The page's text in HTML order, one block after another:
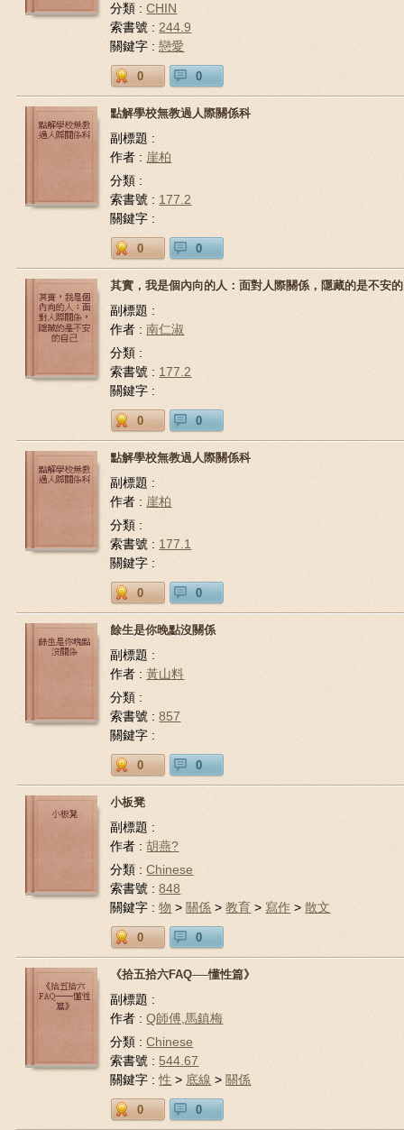
分類 :CHIN
索書號 : 244.9
關鍵字 :戀愛
0 0
點解學校無教過人際關係科
副標題 :
作者 : 崖柏
分類 :
索書號 : 177.2
關鍵字 :
0 0
其實，我是個內向的人：面對人際關係，隱藏的是不安
副標題 :
作者 :南仁淑
分類 :
索書號 : 177.2
關鍵字 :
0 0
點解學校無教過人際關係科
副標題 :
作者 : 崖柏
分類 :
索書號 : 177.1
關鍵字 :
0 0
餘生是你晚點沒關係
副標題 :
作者 :黃山料
分類 :
索書號 :857
關鍵字 :
0 0
小板凳
副標題 :
作者 :胡燕?
分類 :Chinese
索書號 :848
關鍵字 :物 > 關係 >教育 > 寫作 >散文
0 0
《拾五拾六FAQ──懂性篇》
副標題 :
作者 :Q師傅,馬鎮梅
分類 :Chinese
索書號 : 544.67
關鍵字 :性 > 底線 > 關係
0 0